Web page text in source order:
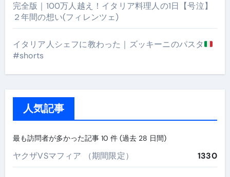
完全版｜100万人越え！イタリア料理人の1日【号泣】
２年間の想い(フィレンツェ)
イタリア人シェフに教わった｜ズッキーニのパスタ
#shorts
人気記事
最も訪問者が多かった記事 10 件 (過去 28 日間)
ヤクザVSマフィア （期間限定） 1330